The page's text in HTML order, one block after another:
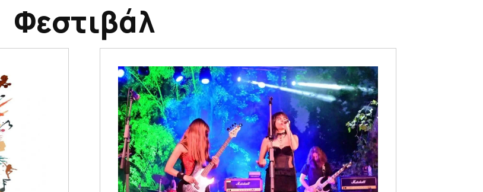
Φεστιβάλ